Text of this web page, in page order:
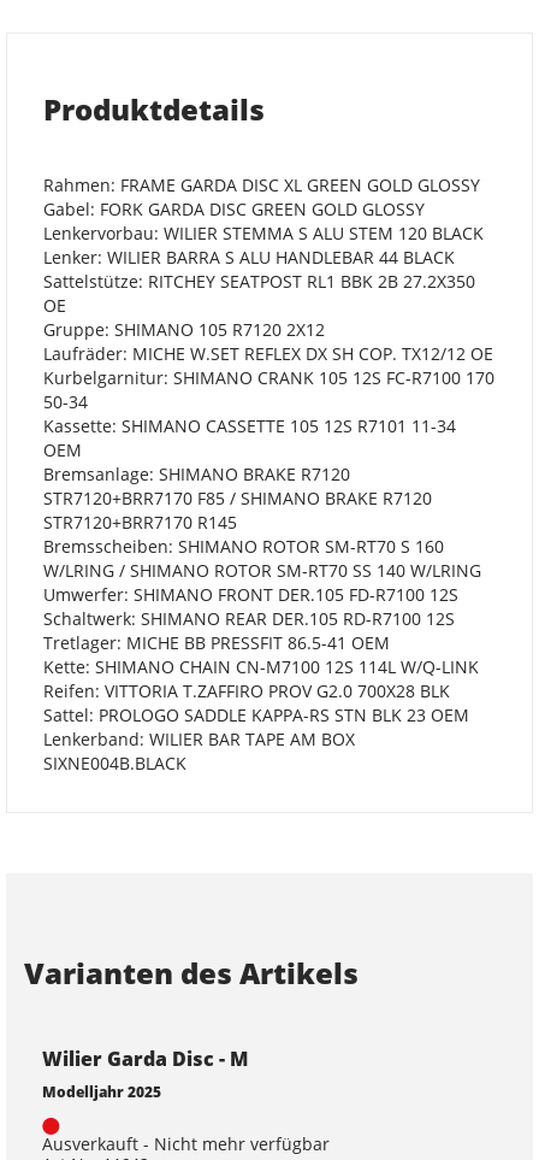
Produktdetails
Rahmen: FRAME GARDA DISC XL GREEN GOLD GLOSSY
Gabel: FORK GARDA DISC GREEN GOLD GLOSSY
Lenkervorbau: WILIER STEMMA S ALU STEM 120 BLACK
Lenker: WILIER BARRA S ALU HANDLEBAR 44 BLACK
Sattelstütze: RITCHEY SEATPOST RL1 BBK 2B 27.2X350
OE
Gruppe: SHIMANO 105 R7120 2X12
Laufräder: MICHE W.SET REFLEX DX SH COP. TX12/12 OE
Kurbelgarnitur: SHIMANO CRANK 105 12S FC-R7100 170
50-34
Kassette: SHIMANO CASSETTE 105 12S R7101 11-34
OEM
Bremsanlage: SHIMANO BRAKE R7120
STR7120+BRR7170 F85 / SHIMANO BRAKE R7120
STR7120+BRR7170 R145
Bremsscheiben: SHIMANO ROTOR SM-RT70 S 160
W/LRING / SHIMANO ROTOR SM-RT70 SS 140 W/LRING
Umwerfer: SHIMANO FRONT DER.105 FD-R7100 12S
Schaltwerk: SHIMANO REAR DER.105 RD-R7100 12S
Tretlager: MICHE BB PRESSFIT 86.5-41 OEM
Kette: SHIMANO CHAIN CN-M7100 12S 114L W/Q-LINK
Reifen: VITTORIA T.ZAFFIRO PROV G2.0 700X28 BLK
Sattel: PROLOGO SADDLE KAPPA-RS STN BLK 23 OEM
Lenkerband: WILIER BAR TAPE AM BOX
SIXNE004B.BLACK
Varianten des Artikels
Wilier Garda Disc - M
Modelljahr 2025
Ausverkauft - Nicht mehr verfügbar